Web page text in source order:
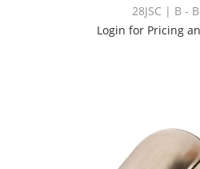
28JSC | B -
Login for Pricing